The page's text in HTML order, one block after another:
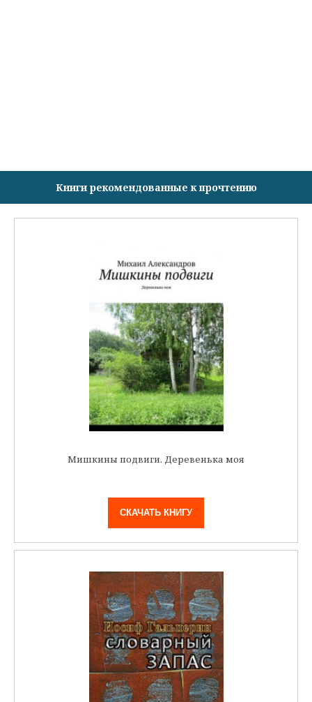
Книги рекомендованные к прочтению
Мишкины подвиги. Деревенька моя
СКАЧАТЬ КНИГУ